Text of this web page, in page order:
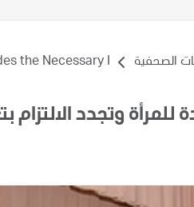
الصحفية the Necessary I...
للمرأة وتجدد